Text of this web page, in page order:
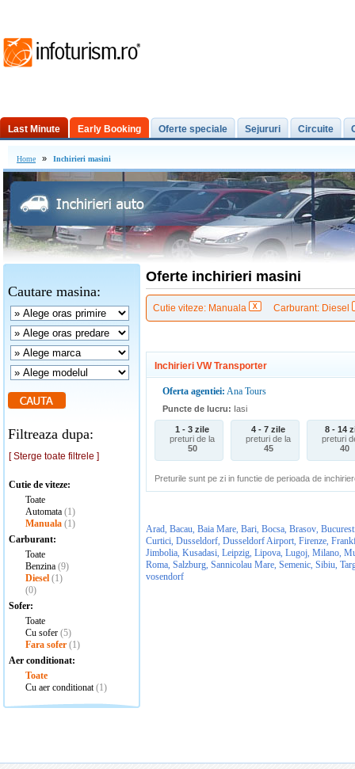
Last Minute Early Booking Oferte speciale Sejururi Circuite
Excursii de o zi
Home » Inchirieri masini
Cautare masina:
Filtreaza dupa:
[ Sterge toate filtrele ]
Cutie de viteze:
Toate
Automata (1)
Manuala (1)
Carburant:
Toate
Benzina (9)
Diesel (1)
(0)
Sofer:
Toate
Cu sofer (5)
Fara sofer (1)
Aer conditionat:
Toate
Cu aer conditionat(1)
Oferte inchirieri masini
Cutie viteze: Manuala Carburant: Diesel
Inchirieri VW Transporter
Oferta agentiei: Ana Tours
Puncte de lucru: Iasi
1 - 3 zile
preturi de la
50
4 - 7 zile
preturi de la
45
8 - 14
preturi
40
Preturile sunt pe zi in functie de perioada de
Arad Bacau Baia Mare Bari Bocsa Brasov
Curtici Dusseldorf Dusseldorf Airport Firenze
Jimbolia Kusadasi Leipzig Lipova Lugoj Milano
Roma Salzburg Sannicolau Mare Semenic Sibiu
vosendorf